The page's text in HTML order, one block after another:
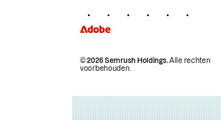
© 2026 Semrush Holdings.Alle rechten
voorbehouden.